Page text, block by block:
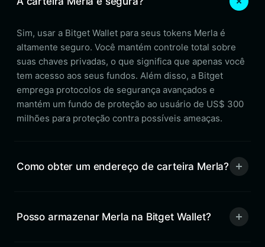
Sim, usar a Bitget Wallet para seus tokens Merla é
altamente seguro. Você mantém controle total sobre
suas chaves privadas, o que significa que apenas você
tem acesso aos seus fundos. Além disso, a Bitget
emprega protocolos de segurança avançados e
mantém um fundo de proteção ao usuário de US$ 300
milhões para proteção contra possíveis ameaças.
Como obter um endereço de carteira Merla?
Posso armazenar Merla na Bitget Wallet?